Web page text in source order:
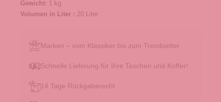
Gewicht: 1 kg
Volumen in Liter : 20 Liter
Marken – vom Klassiker bis zum Trendsetter
Schnelle Lieferung für Ihre Taschen und Koffer!
14 Tage Rückgaberecht